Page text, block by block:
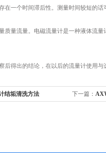
在一个时间滞后性。测量时间较短的
量流量。电磁流量计是一种液体流量
得出的结论，在以后的流量计使用与
结垢清洗方法 下一篇：